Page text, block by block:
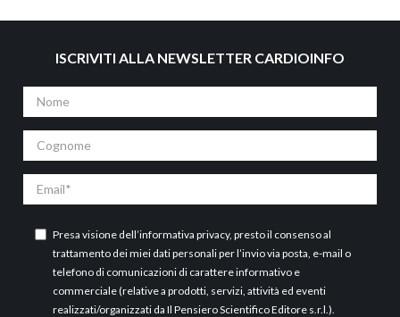
ISCRIVITI ALLA NEWSLETTER CARDIOINFO
Nome
Cognome
Email
Presa visione dell’informativa privacy, presto il consenso al
trattamento dei miei dati personali per l’invio via posta, e-mail o
telefono di comunicazioni di carattere informativo e
commerciale (relative a prodotti, servizi, attività ed eventi
realizzati/organizzati da Il Pensiero Scientifico Editore s.r.l.).